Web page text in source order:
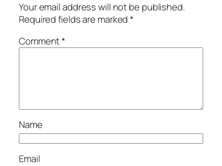
Your email address will not be published.
Required fields are marked*
Comment*
Name
Email